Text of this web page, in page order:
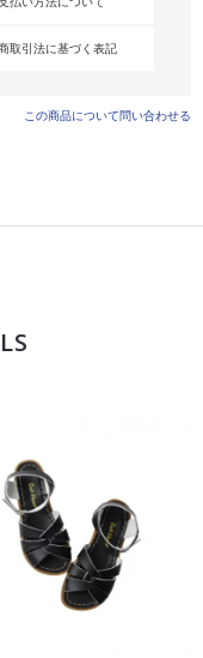
取引法に基づく表記
この商品について問い合わせる